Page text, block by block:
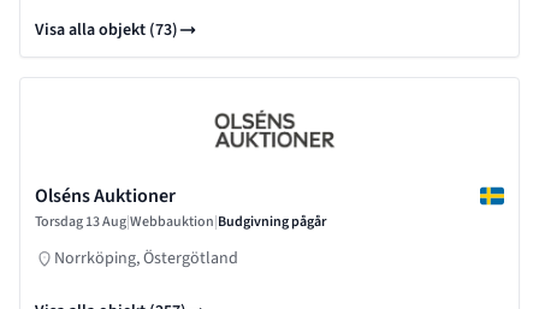
Visa alla objekt (73)
Olséns Auktioner
Torsdag 13 Aug|Webbauktion|Budgivning pågår
Norrköping, Östergötland